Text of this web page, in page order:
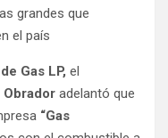
grandes que
el país
Gas LP, el
adelantó que
“Gas